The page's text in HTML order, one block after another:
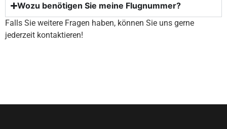
Wozu benötigen Sie meine Flugnummer?
Falls Sie weitere Fragen haben, können Sie uns gerne
jederzeit kontaktieren!